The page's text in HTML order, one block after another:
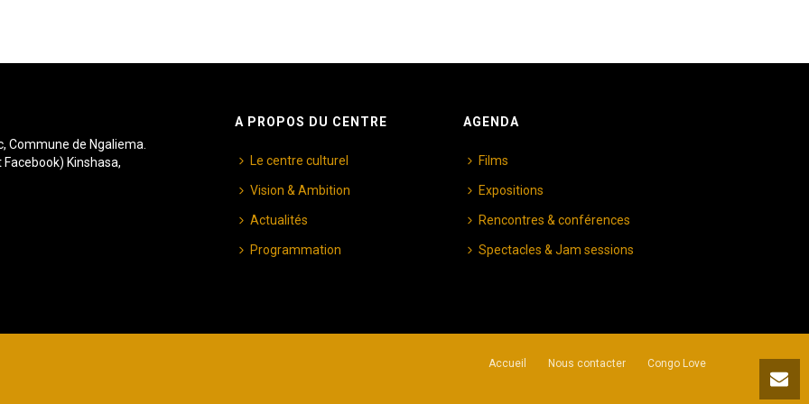
Commune de Ngaliema.
Kinshasa,
A PROPOS DU CENTRE
Le centre culturel
Vision & Ambition
Actualités
Programmation
AGENDA
Films
Expositions
Rencontres & conférences
Spectacles & Jam sessions
Accueil Nous contacter Congo Love